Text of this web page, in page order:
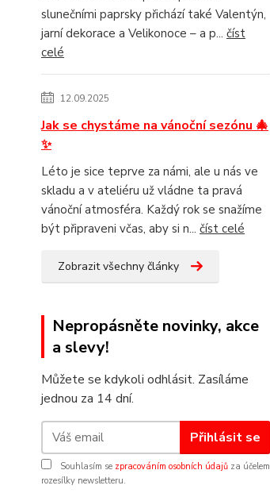
slunečními paprsky přichází také Valentýn,
jarní dekorace a Velikonoce – a p... číst
celé
12.09.2025
Jak se chystáme na vánoční sezónu 🎄
✨
Léto je sice teprve za námi, ale u nás ve
skladu a v ateliéru už vládne ta pravá
vánoční atmosféra. Každý rok se snažíme
být připraveni včas, aby si n... číst celé
Zobrazit všechny články
Nepropásněte novinky, akce
a slevy!
Můžete se kdykoli odhlásit. Zasíláme
jednou za 14 dní.
Přihlásit se
Souhlasím se zpracováním osobních údajů za účelem
rozesílky newsletteru.